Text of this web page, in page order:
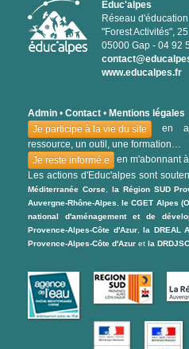
Educ'alpes
Réseau
"Forest Activités",
05000 Gap - 04 92
www.educalpes.fr
Admin • Contact • Mentions légales
Je participe à la vie du site
en
ressource, un outil, une formation…
Je reste informé.e
en m'abonnant
Les actions d'Educ'alpes sont
Méditerranée Corse, la Région SUD
Auvergne-Rhône-Alpes ,le CGET Alpes
national d'aménagement et de
Provence-Alpes-Côte d'Azur, la DREAL
Provence-Alpes-Côte d'Azur et la